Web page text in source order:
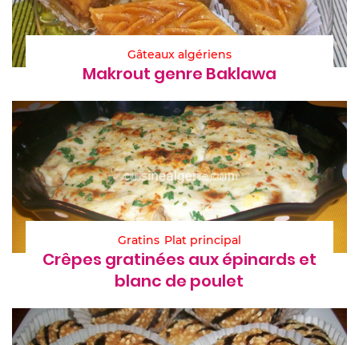
Gâteaux algériens
Makrout genre Baklawa
Gratins Plat principal
Crêpes gratinées aux épinards et
blanc de poulet